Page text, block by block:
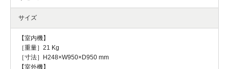
サイズ
【室内機】
［重量］21 Kg
［寸法］H248×W950×D950 mm
【室外機】